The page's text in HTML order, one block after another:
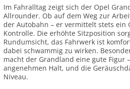
Im Fahralltag zeigt sich der Opel
Allrounder. Ob auf dem Weg zur
der Autobahn – er vermittelt stets ein
Kontrolle. Die erhöhte Sitzposition
Rundumsicht, das Fahrwerk ist
dabei schwammig zu wirken.
macht der Grandland eine gute Figur
angenehmen Halt, und die
Niveau.